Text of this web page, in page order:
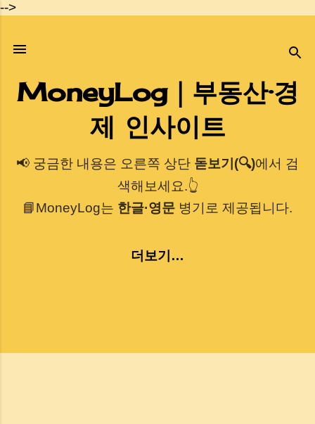
-->
기본 콘텐츠로 건너뛰기
MoneyLog｜부동산·경
제 인사이트
📢 궁금한 내용은 오른쪽 상단 돋보기(🔍)에서 검
색해보세요.👆
📘MoneyLog는 한글·영문 병기로 제공됩니다.
더보기…